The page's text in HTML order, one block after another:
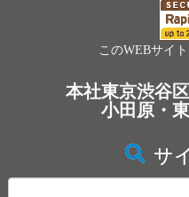
このWEBサイ
本社東京渋谷
小田原・
サ